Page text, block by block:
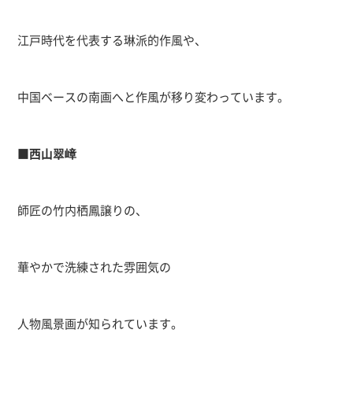
江戸時代を代表する琳派的作風や、
中国ベースの南画へと作風が移り変わっています。
■西山翠嶂
師匠の竹内栖鳳譲りの、
華やかで洗練された雰囲気の
人物風景画が知られています。